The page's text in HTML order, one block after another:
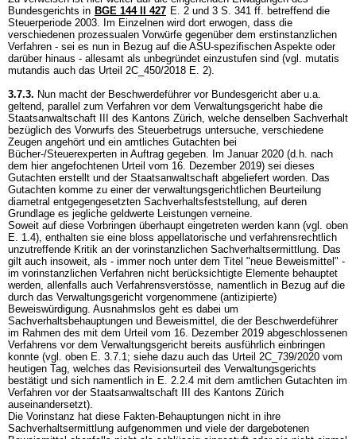
Bundesgerichts in BGE 144 II 427 E. 2 und 3 S. 341 ff. betreffend die
Steuerperiode 2003. Im Einzelnen wird dort erwogen, dass die
verschiedenen prozessualen Vorwürfe gegenüber dem erstinstanzlichen
Verfahren - sei es nun in Bezug auf die ASU-spezifischen Aspekte oder
darüber hinaus - allesamt als unbegründet einzustufen sind (vgl. mutatis
mutandis auch das Urteil 2C_450/2018 E. 2).
3.7.3. Nun macht der Beschwerdeführer vor Bundesgericht aber u.a.
geltend, parallel zum Verfahren vor dem Verwaltungsgericht habe die
Staatsanwaltschaft III des Kantons Zürich, welche denselben Sachverhalt
bezüglich des Vorwurfs des Steuerbetrugs untersuche, verschiedene
Zeugen angehört und ein amtliches Gutachten bei
Bücher-/Steuerexperten in Auftrag gegeben. Im Januar 2020 (d.h. nach
dem hier angefochtenen Urteil vom 16. Dezember 2019) sei dieses
Gutachten erstellt und der Staatsanwaltschaft abgeliefert worden. Das
Gutachten komme zu einer der verwaltungsgerichtlichen Beurteilung
diametral entgegengesetzten Sachverhaltsfeststellung, auf deren
Grundlage es jegliche geldwerte Leistungen verneine.
Soweit auf diese Vorbringen überhaupt eingetreten werden kann (vgl. oben
E. 1.4), enthalten sie eine bloss appellatorische und verfahrensrechtlich
unzutreffende Kritik an der vorinstanzlichen Sachverhaltsermittlung. Das
gilt auch insoweit, als - immer noch unter dem Titel "neue Beweismittel" -
im vorinstanzlichen Verfahren nicht berücksichtigte Elemente behauptet
werden, allenfalls auch Verfahrensverstösse, namentlich in Bezug auf die
durch das Verwaltungsgericht vorgenommene (antizipierte)
Beweiswürdigung. Ausnahmslos geht es dabei um
Sachverhaltsbehauptungen und Beweismittel, die der Beschwerdeführer
im Rahmen des mit dem Urteil vom 16. Dezember 2019 abgeschlossenen
Verfahrens vor dem Verwaltungsgericht bereits ausführlich einbringen
konnte (vgl. oben E. 3.7.1; siehe dazu auch das Urteil 2C_739/2020 vom
heutigen Tag, welches das Revisionsurteil des Verwaltungsgerichts
bestätigt und sich namentlich in E. 2.2.4 mit dem amtlichen Gutachten im
Verfahren vor der Staatsanwaltschaft III des Kantons Zürich
auseinandersetzt).
Die Vorinstanz hat diese Fakten-Behauptungen nicht in ihre
Sachverhaltsermittlung aufgenommen und viele der dargebotenen